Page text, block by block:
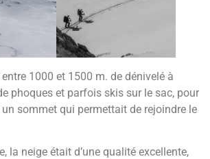
entre 1000 et 1500 m. de dénivelé à
phoques et parfois skis sur le sac, pour
sommet qui permettait de rejoindre le
la neige était d’une qualité excellente,